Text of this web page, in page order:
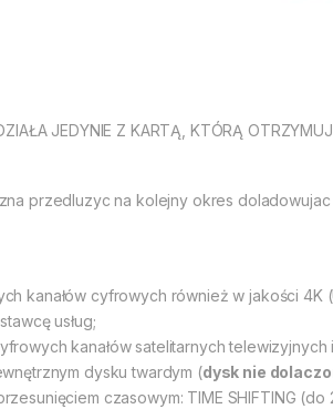
JEDYNIE Z KARTĄ, KTÓRĄ
przedluzyc na kolejny okres
kanałów cyfrowych również w jakości 4K
usług;
kanałów satelitarnych telewizyjnych
dysku twardym (dysk nie
czasowym: TIME SHIFTING (do